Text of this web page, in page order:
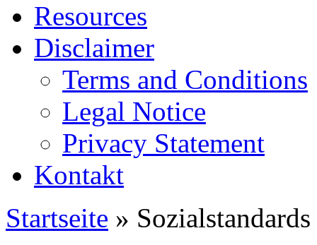
Resources
Disclaimer
Terms and Conditions
Legal Notice
Privacy Statement
Kontakt
Startseite » Sozialstandards